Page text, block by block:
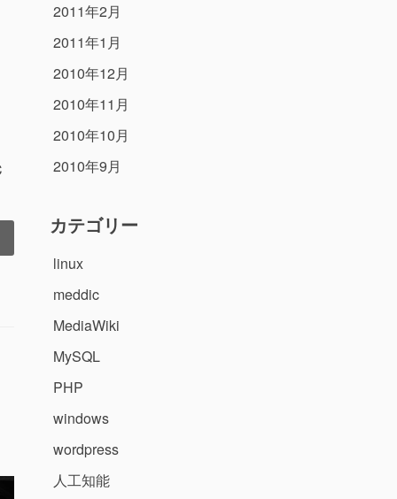
2011年2月
2011年1月
2010年12月
2010年11月
2010年10月
2010年9月
カテゴリー
linux
meddic
MediaWiki
MySQL
PHP
windows
wordpress
人工知能